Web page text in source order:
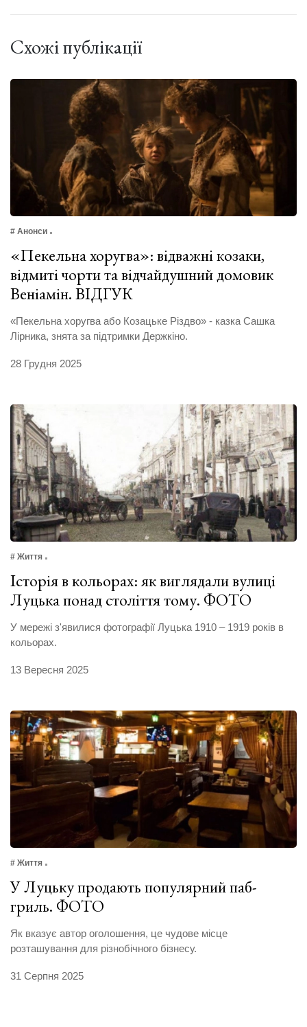
Схожі публікації
# Анонси
«Пекельна хоругва»: відважні козаки,
відмиті чорти та відчайдушний домовик
Веніамін. ВІДГУК
«Пекельна хоругва або Козацьке Різдво» - казка Сашка
Лірника, знята за підтримки Держкіно.
28 Грудня 2025
# Життя
Історія в кольорах: як виглядали вулиці
Луцька понад століття тому. ФОТО
У мережі з'явилися фотографії Луцька 1910 – 1919 років в
кольорах.
13 Вересня 2025
# Життя
У Луцьку продають популярний паб-
гриль. ФОТО
Як вказує автор оголошення, це чудове місце
розташування для різнобічного бізнесу.
31 Серпня 2025